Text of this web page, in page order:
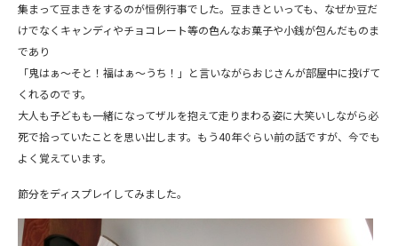
集まって豆まきをするのが恒例行事でした。豆まきといっても、なぜか豆だ
けでなくキャンディやチョコレート等の色んなお菓子や小銭が包んだものま
であり
「鬼はぁ～そと！福はぁ～うち！」と言いながらおじさんが部屋中に投げて
くれるのです。
大人も子どもも一緒になってザルを抱えて走りまわる姿に大笑いしながら必
死で拾っていたことを思い出します。もう40年ぐらい前の話ですが、今でも
よく覚えています。
節分をディスプレイしてみました。